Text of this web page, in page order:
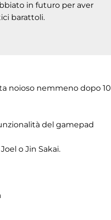
in futuro per aver
barattoli.
noioso nemmeno dopo 10
del gamepad
o Jin Sakai.